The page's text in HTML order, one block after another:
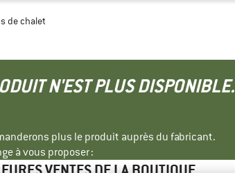
de chalet
N'EST PLUS
plus le produit auprès du fabricant.
à vous proposer :